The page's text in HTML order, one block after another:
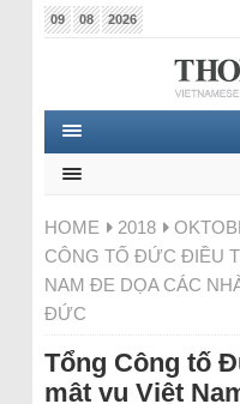
09 08 2026
HOME 2018
CÔNG TỐ ĐỨC ĐIỀU
NAM ĐE DỌA CÁC
ĐỨC
Tổng Công tố
mật vụ Việt